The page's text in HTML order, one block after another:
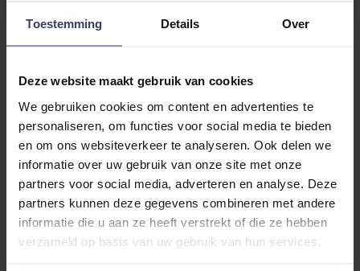
Toestemming Details Over
Deze website maakt gebruik van cookies
We gebruiken cookies om content en advertenties te
personaliseren, om functies voor social media te bieden
en om ons websiteverkeer te analyseren. Ook delen we
informatie over uw gebruik van onze site met onze
partners voor social media, adverteren en analyse. Deze
partners kunnen deze gegevens combineren met andere
informatie die u aan ze heeft verstrekt of die ze hebben
verzameld op basis van uw gebruik van hun services.
Customer Reviews
0 0 reviews
More info